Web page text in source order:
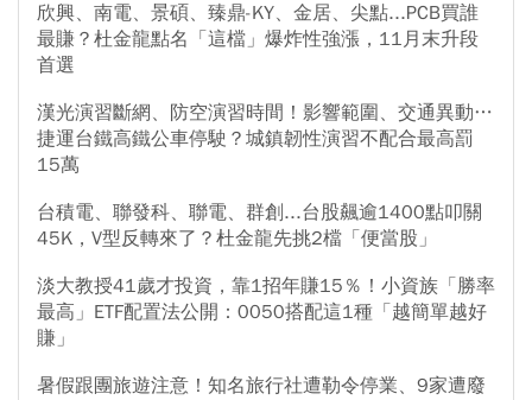
欣興、南電、景碩、臻鼎-KY、金居、尖點...PCB買誰
最賺？杜金龍點名「這檔」爆炸性強漲，11月末升段
首選
漢光演習斷網、防空演習時間！影響範圍、交通異動…
捷運台鐵高鐵公車停駛？城鎮韌性演習不配合最高罰
15萬
台積電、聯發科、聯電、群創...台股飆逾1400點叩關
45K，V型反轉來了？杜金龍先挑2檔「便當股」
淡大教授41歲才投資，靠1招年賺15％！小資族「勝率
最高」ETF配置法公開：0050搭配這1種「越簡單越好
賺」
暑假跟團旅遊注意！知名旅行社遭勒令停業、9家遭廢